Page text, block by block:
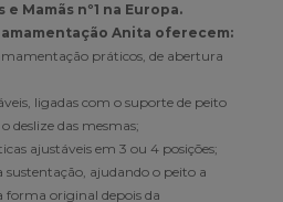
Mamãs nº1 na Europa.
Anita oferecem:
práticos, de abertura
ligadas com o suporte de peito
deslize das mesmas;
ajustáveis em 3 ou 4 posições;
ajudando o peito a
forma original depois da